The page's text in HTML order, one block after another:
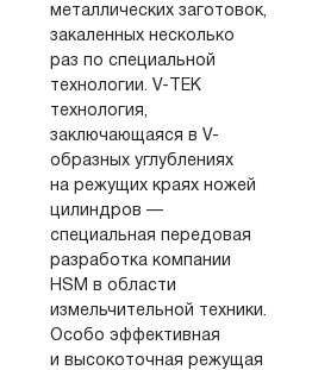
металлических заготовок,
закаленных несколько
раз по специальной
технологии. V-TEK
технология,
заключающаяся в V-
образных углублениях
на режущих краях ножей
цилиндров —
специальная передовая
разработка компании
HSM в области
измельчительной техники.
Особо эффективная
и высокоточная режущая